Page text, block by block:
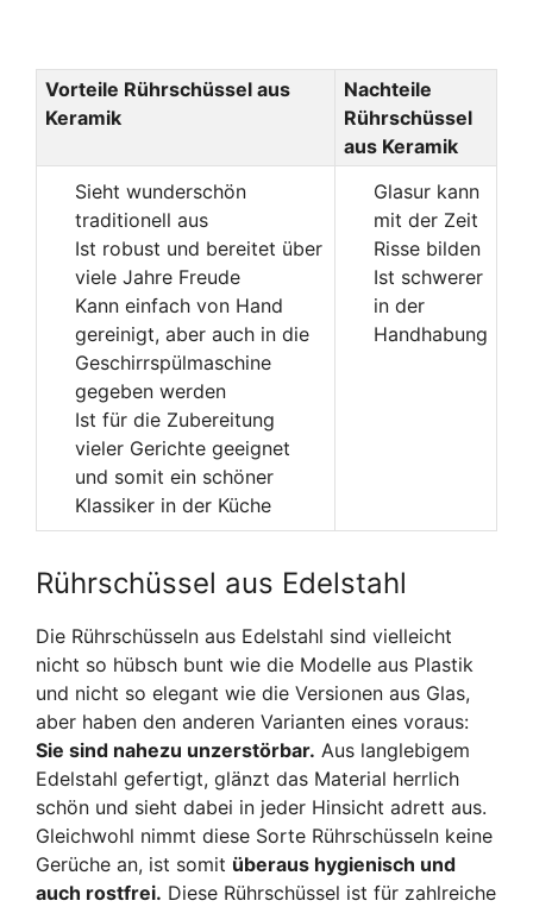
Vorteile Rührschüssel aus
Keramik
Nachteile
Rührschüssel
aus Keramik
Sieht wunderschön
traditionell aus
Ist robust und bereitet über
viele Jahre Freude
Kann einfach von Hand
gereinigt, aber auch in die
Geschirrspülmaschine
gegeben werden
Ist für die Zubereitung
vieler Gerichte geeignet
und somit ein schöner
Klassiker in der Küche
Glasur kann
mit der Zeit
Risse bilden
Ist schwerer
in der
Handhabung
Rührschüssel aus Edelstahl
Die Rührschüsseln aus Edelstahl sind vielleicht
nicht so hübsch bunt wie die Modelle aus Plastik
und nicht so elegant wie die Versionen aus Glas,
aber haben den anderen Varianten eines voraus:
Sie sind nahezu unzerstörbar. Aus langlebigem
Edelstahl gefertigt, glänzt das Material herrlich
schön und sieht dabei in jeder Hinsicht adrett aus.
Gleichwohl nimmt diese Sorte Rührschüsseln keine
Gerüche an, ist somit überaus hygienisch und
auch rostfrei. Diese Rührschüssel ist für zahlreiche